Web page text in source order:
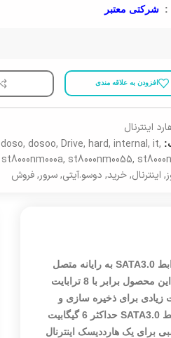
: شرکتی معتبر
افزودن به علاقه مندی
اینترنال
doso, dosoo, Drive, hard, internal, it,
st8000nm000a, st8000nm0055,
, اینترنال, خرید, دوسو.آیتی, سرور, فروش
هارددیسک «ST8000NM0055» محصولی از شرکت «سیگیت» است که از طریق رابط SATA3.0 به رایانه متصل
می‌شود و امکان ذخیره‌سازی اطلاعات را با سرعت زیاد فراهم می‌کند. ظرفیت کلی این محصول برابر با 8 ترابایت
زیادی برای ذخیره سازی و
آرشیو دارند بسیار مناسب است. سرعت استاندارد برای انتقال اطلاعات از طریق رابط SATA3.0 حداکثر 6 گیگابیت
بوده که مقدار مناسبی برای یک هارددیسک اینترنال